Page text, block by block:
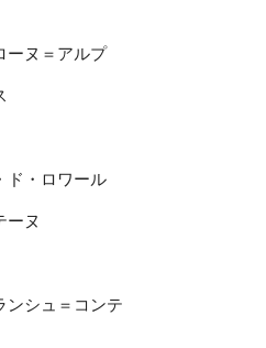
ーヌ＝アルプ
ド・ロワール
ーヌ
ンシュ＝コンテ